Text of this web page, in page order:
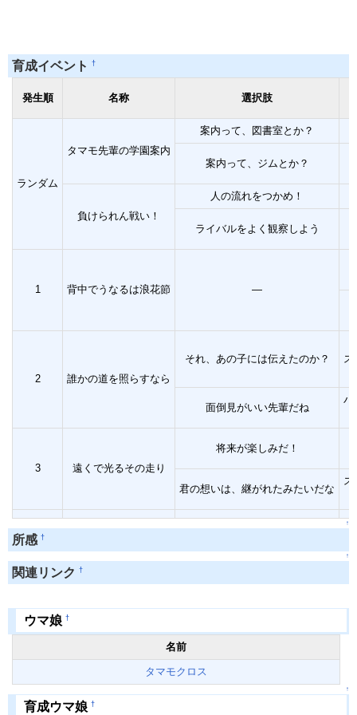
育成イベント †
発生順 名称 選択肢
ランダム
タマモ先輩の学園案内
案内って、図書室とか？
案内って、ジムとか？
負けられん戦い！
人の流れをつかめ！
ライバルをよく観察しよう
1 背中でうなるは浪花節 ―
2 誰かの道を照らすなら
それ、あの子には伝えたのか？ ス
面倒見がいい先輩だね
パ
3 遠くで光るその走り
将来が楽しみだ！
君の想いは、継がれたみたいだな
ス
↑
所感 †
↑
関連リンク †
ウマ娘 †
名前
タマモクロス
↑
育成ウマ娘 †